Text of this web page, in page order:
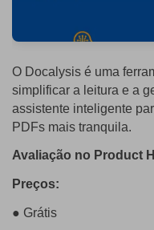
O Docalysis é uma
simplificar a leitura e a
assistente inteligente
PDFs mais tranquila.
Avaliação no Product
Preços:
● Grátis